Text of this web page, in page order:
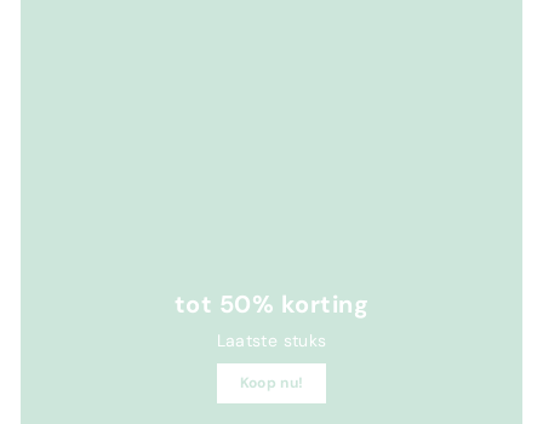
tot 50% korting
Laatste stuks
Koop nu!